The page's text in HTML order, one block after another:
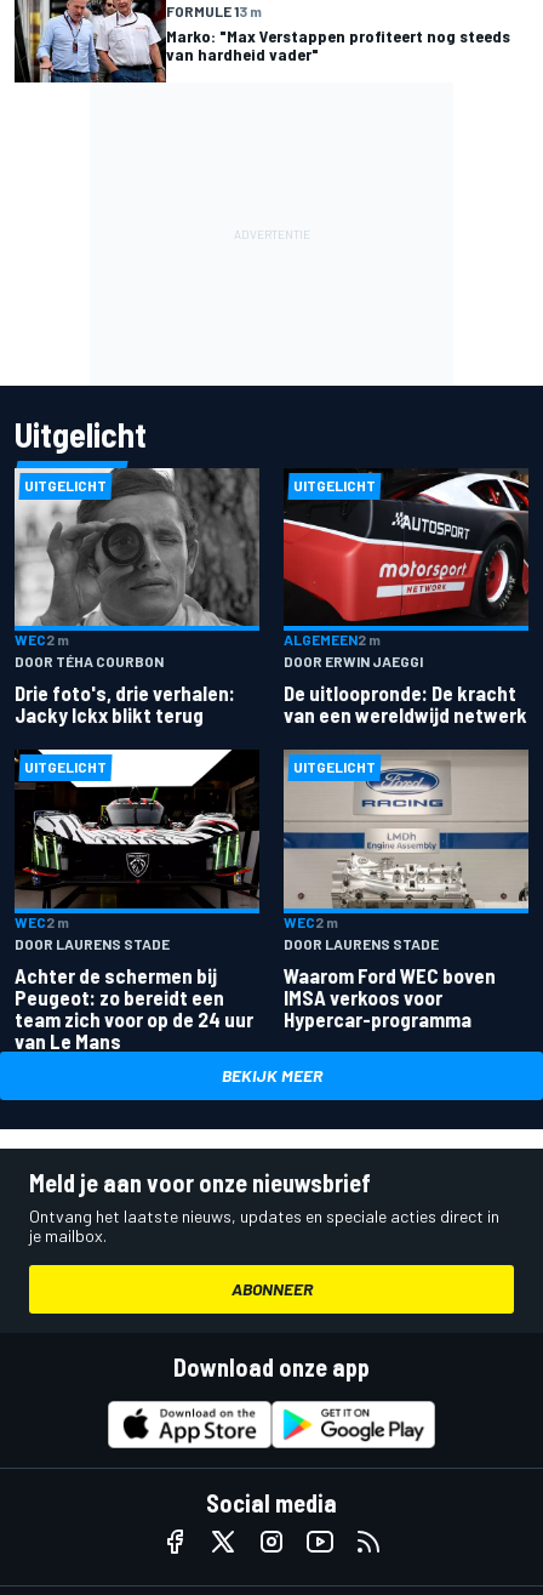
FORMULE 13 m
Marko: "Max Verstappen profiteert nog steeds
van hardheid vader"
Uitgelicht
UITGELICHT
WEC2 m
DOOR TÉHA COURBON
Drie foto's, drie verhalen:
Jacky Ickx blikt terug
UITGELICHT
ALGEMEEN2 m
DOOR ERWIN JAEGGI
De uitloopronde: De kracht
van een wereldwijd netwerk
UITGELICHT
WEC2 m
DOOR LAURENS STADE
Achter de schermen bij
Peugeot: zo bereidt een
team zich voor op de 24 uur
van Le Mans
UITGELICHT
WEC2 m
DOOR LAURENS STADE
Waarom Ford WEC boven
IMSA verkoos voor
Hypercar-programma
BEKIJK MEER
Meld je aan voor onze nieuwsbrief
Ontvang het laatste nieuws, updates en speciale acties direct in
je mailbox.
ABONNEER
Download onze app
Social media